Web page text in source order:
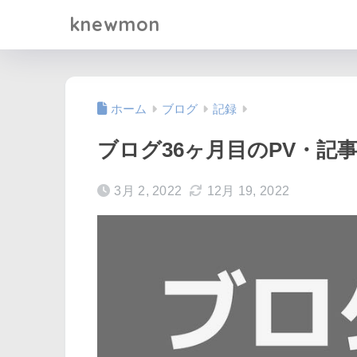
knewmon
ホーム ブログ 記録
ブログ36ヶ月目のPV・記
3月 2, 2022 12月 19, 2022